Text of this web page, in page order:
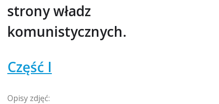
strony władz
komunistycznych.
Część I
Opisy zdjęć: